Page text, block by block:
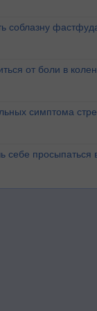
соблазну
от боли в
симптома
себе